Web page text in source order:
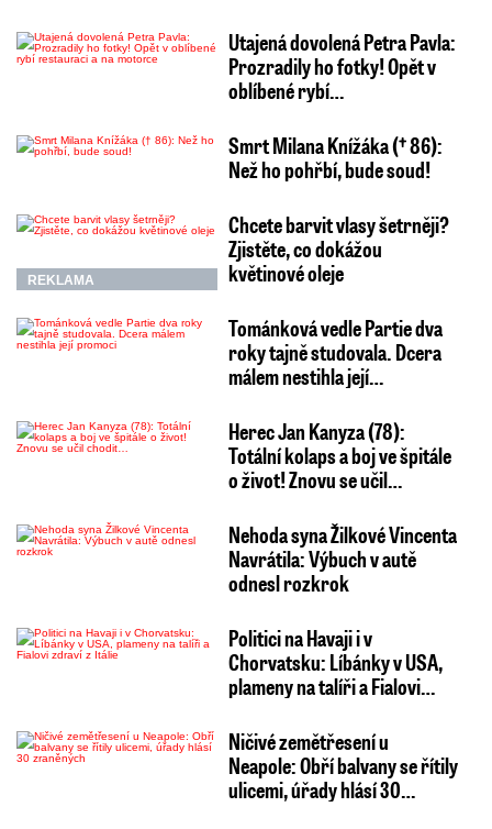
Utajená dovolená Petra Pavla:
Prozradily ho fotky! Opět v
oblíbené rybí…
Smrt Milana Knížáka († 86):
Než ho pohřbí, bude soud!
REKLAMA
Chcete barvit vlasy šetrněji?
Zjistěte, co dokážou
květinové oleje
Tománková vedle Partie dva
roky tajně studovala. Dcera
málem nestihla její…
Herec Jan Kanyza (78):
Totální kolaps a boj ve špitále
o život! Znovu se učil…
Nehoda syna Žilkové Vincenta
Navrátila: Výbuch v autě
odnesl rozkrok
Politici na Havaji i v
Chorvatsku: Líbánky v USA,
plameny na talíři a Fialovi…
Ničivé zemětřesení u
Neapole: Obří balvany se řítily
ulicemi, úřady hlásí 30…